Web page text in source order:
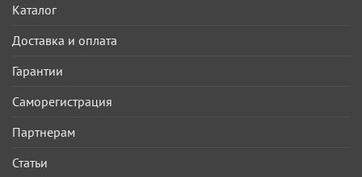
Каталог
Доставка и оплата
Гарантии
Саморегистрация
Партнерам
Статьи